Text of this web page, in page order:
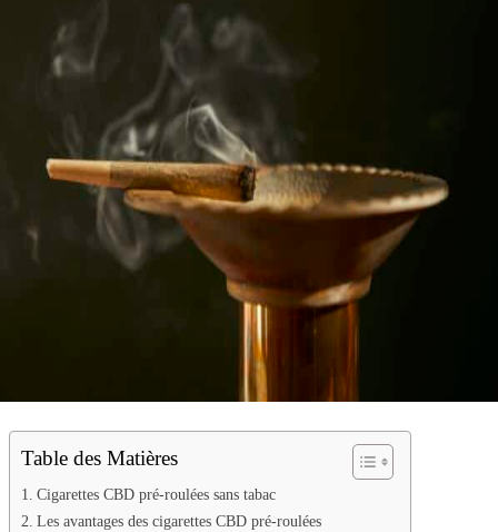
Table des Matières
Cigarettes CBD pré-roulées sans tabac
Les avantages des cigarettes CBD pré-roulées